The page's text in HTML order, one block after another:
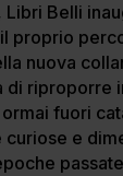
Libri Belli
proprio
nuova
di riproporre
fuori
e